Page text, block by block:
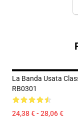
La Banda Usata
RB0301
24,38 € - 28,06 €